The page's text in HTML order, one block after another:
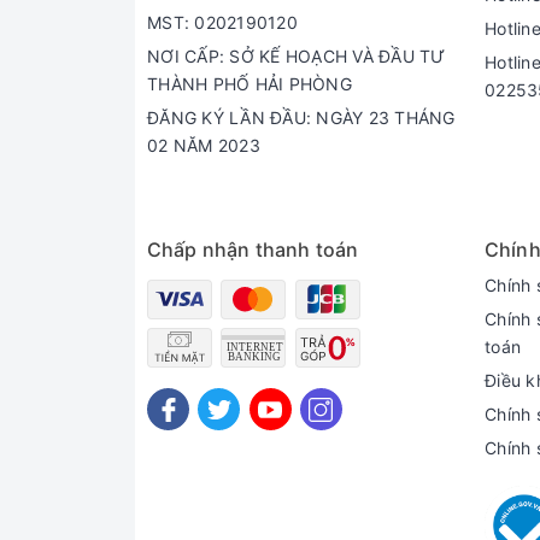
MST: 0202190120
NƠI CẤP: SỞ KẾ HOẠCH VÀ ĐẦU TƯ
THÀNH PHỐ HẢI PHÒNG
ĐĂNG KÝ LẦN ĐẦU: NGÀY 23 THÁNG
02 NĂM 2023
Chấp nhận thanh toán
Chính
Chính
toán
Điều
Chính
Chính